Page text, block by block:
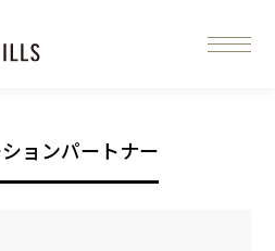
ョンパートナー